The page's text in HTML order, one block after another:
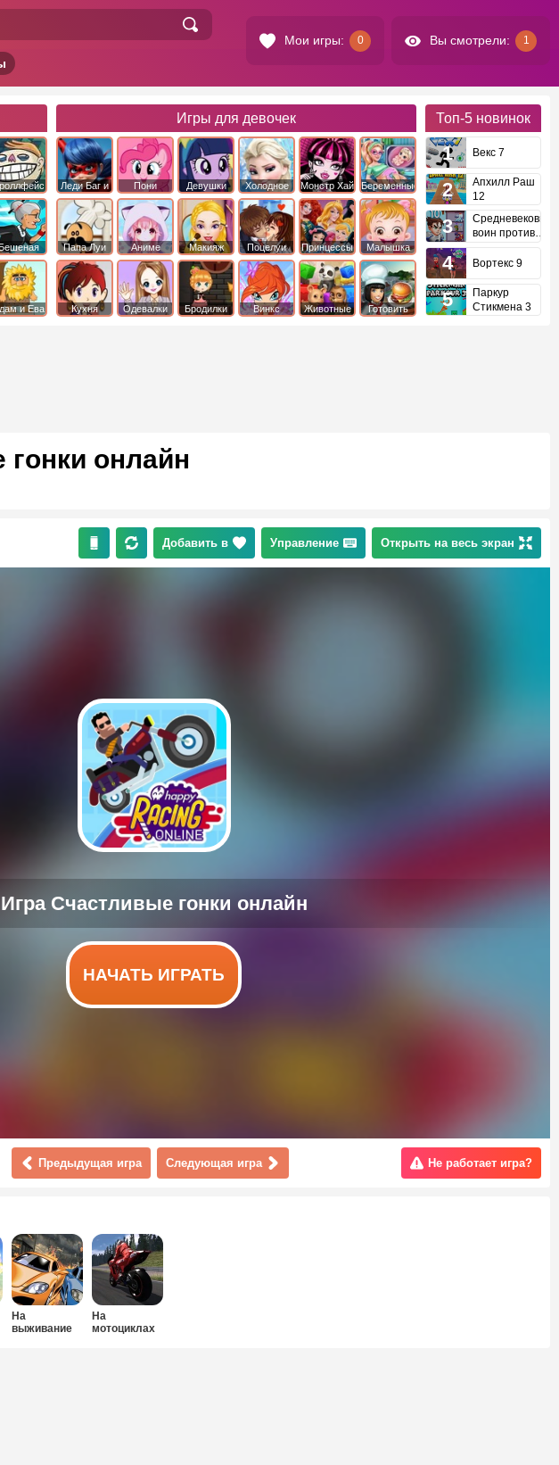
Мои игры: 0 Вы смотрели: 1
квест
бабка
из
психушки
и Ева
Игры для девочек
Леди Баг и
Супер Кот
Пони
Дружба это
Девушки
Эквестрии
Холодное
Сердце
Монстр Хай Беременные
Папа Луи Аниме Макияж Поцелуи
Принцессы
Диснея
Малышка
Хейзел
Кухня
Одевалки Бродилки Винкс Животные
Готовить
Топ-5 новинок
Векс 7
Апхилл Раш
12
Средневековый
воин против
Вортекс 9
Паркур
Стикмена 3
онлайн
Добавить в Управление Открыть на весь экран
НАЧАТЬ ИГРАТЬ
Предыдущая игра Следующая игра Не работает игра?
На
выживание
На
мотоциклах